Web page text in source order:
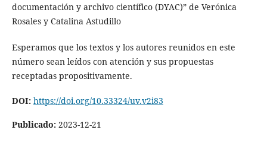
documentación y archivo científico (DYAC)” de Verónica
Rosales y Catalina Astudillo
Esperamos que los textos y los autores reunidos en este
número sean leídos con atención y sus propuestas
receptadas propositivamente.
DOI: https://doi.org/10.33324/uv.v2i83
Publicado: 2023-12-21